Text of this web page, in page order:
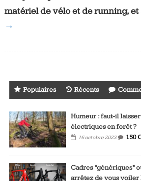
matériel de vélo et de running, et
→
Populaires Récents
Humeur : faut-il
électriques en forêt ?
16 octobre 2023 150
Cadres “génériques”
arrêtez de vous voiler